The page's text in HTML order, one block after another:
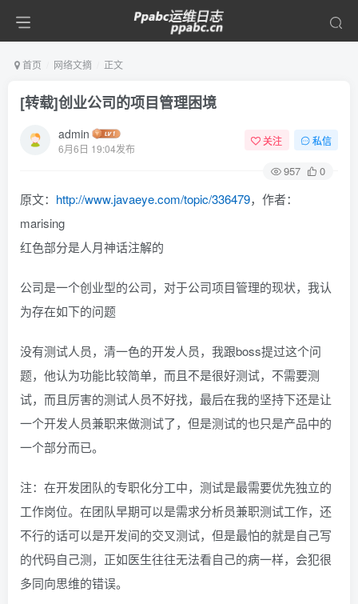
首页 网络文摘 正文
[转载]创业公司的项目管理困境
admin
6月6日 19:04发布
关注 私信
957 0
原文： http://www.javaeye.com/topic/336479，作者：
marising
红色部分是人月神话注解的
公司是一个创业型的公司，对于公司项目管理的现状，我认
为存在如下的问题
没有测试人员，清一色的开发人员，我跟boss提过这个问
题，他认为功能比较简单，而且不是很好测试，不需要测
试，而且厉害的测试人员不好找，最后在我的坚持下还是让
一个开发人员兼职来做测试了，但是测试的也只是产品中的
一个部分而已。
注：在开发团队的专职化分工中，测试是最需要优先独立的
工作岗位。在团队早期可以是需求分析员兼职测试工作，还
不行的话可以是开发间的交叉测试，但是最怕的就是自己写
的代码自己测，正如医生往往无法看自己的病一样，会犯很
多同向思维的错误。